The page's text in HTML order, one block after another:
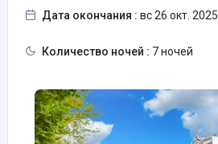
Дата окончания : вс 26 окт. 2025
Количество ночей : 7 ночей